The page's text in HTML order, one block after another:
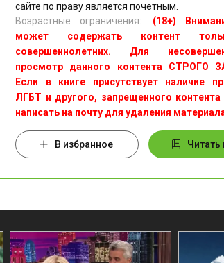
сайте по праву является почетным.
Возрастные ограничения:
(18+)
может содержать контент
совершеннолетних. Для
просмотр данного контента СТРОГО
Если в книге присутствует наличие
ЛГБТ и другого, запрещенного контента
написать на почту для удаления
В избранное Читать